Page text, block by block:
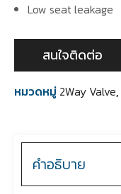
Low seat leakage
สนใจติดต่อ
หมวดหมู่ 2Way Valve,
คำอธิบาย